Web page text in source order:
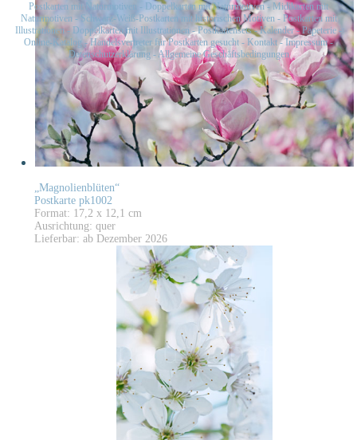
„Magnolienblüten“
Postkarte pk1002
Format: 17,2 x 12,1 cm
Ausrichtung: quer
Lieferbar: ab Dezember 2026
Postkarten mit Naturmotiven - Doppelkarten mit Naturmotiven- Midikarten mit
Naturmotiven - Schwarz-Weiß-Postkarten mit historischen Motiven- Postkarten mit
Illustrationen - Doppelkarten mit Illustrationen-Postkartensets-Kalender-Papeterie -
Online-Katalog-Handelsvertreter für Postkarten gesucht - Kontakt-Impressum-
Datenschutzerklärung - Allgemeine Geschäftsbedingungen